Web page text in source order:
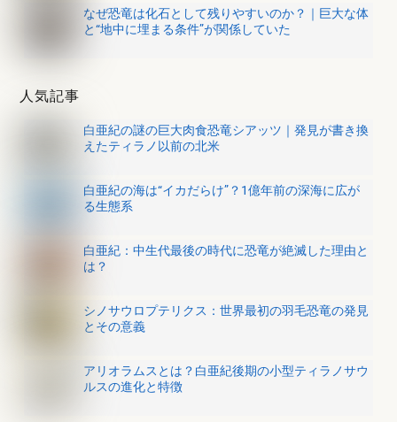
なぜ恐竜は化石として残りやすいのか？｜巨大な体
と“地中に埋まる条件”が関係していた
人気記事
白亜紀の謎の巨大肉食恐竜シアッツ｜発見が書き換
えたティラノ以前の北米
白亜紀の海は“イカだらけ”？1億年前の深海に広が
る生態系
白亜紀：中生代最後の時代に恐竜が絶滅した理由と
は？
シノサウロプテリクス：世界最初の羽毛恐竜の発見
とその意義
アリオラムスとは？白亜紀後期の小型ティラノサウ
ルスの進化と特徴